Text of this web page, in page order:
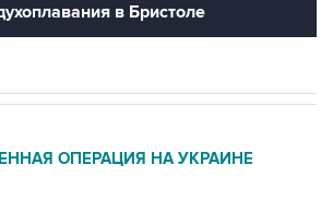
в Бристоле
ОПЕРАЦИЯ НА УКРАИНЕ